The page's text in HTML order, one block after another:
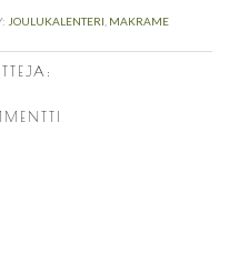
JOULUKALENTERI MAKRAME